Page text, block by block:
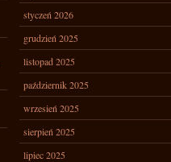
styczeń 2026
grudzień 2025
listopad 2025
październik 2025
wrzesień 2025
sierpień 2025
lipiec 2025